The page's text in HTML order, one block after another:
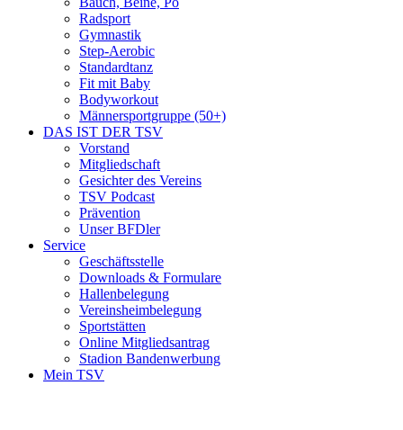
Radsport
Gymnastik
Step-Aerobic
Standardtanz
Fit mit Baby
Bodyworkout
Männersportgruppe (50+)
DAS IST DER TSV
Vorstand
Mitgliedschaft
Gesichter des Vereins
TSV Podcast
Prävention
Unser BFDler
Service
Geschäftsstelle
Downloads & Formulare
Hallenbelegung
Vereinsheimbelegung
Sportstätten
Online Mitgliedsantrag
Stadion Bandenwerbung
Mein TSV